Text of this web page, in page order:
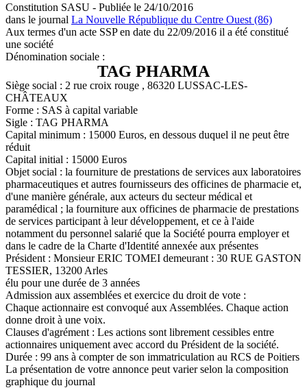
Constitution SASU - Publiée le 24/10/2016
dans le journal La Nouvelle République du Centre Ouest (86)
Aux termes d'un acte SSP en date du 22/09/2016 il a été constitué
une société
Dénomination sociale :
TAG PHARMA
Siège social : 2 rue croix rouge , 86320 LUSSAC-LES-
CHÂTEAUX
Forme : SAS à capital variable
Sigle : TAG PHARMA
Capital minimum : 15000 Euros, en dessous duquel il ne peut être
réduit
Capital initial : 15000 Euros
Objet social : la fourniture de prestations de services aux laboratoires
pharmaceutiques et autres fournisseurs des officines de pharmacie et,
d'une manière générale, aux acteurs du secteur médical et
paramédical ; la fourniture aux officines de pharmacie de prestations
de services participant à leur développement, et ce à l'aide
notamment du personnel salarié que la Société pourra employer et
dans le cadre de la Charte d'Identité annexée aux présentes
Président : Monsieur ERIC TOMEI demeurant : 30 RUE GASTON
TESSIER, 13200 Arles
élu pour une durée de 3 années
Admission aux assemblées et exercice du droit de vote :
Chaque actionnaire est convoqué aux Assemblées. Chaque action
donne droit à une voix.
Clauses d'agrément : Les actions sont librement cessibles entre
actionnaires uniquement avec accord du Président de la société.
Durée : 99 ans à compter de son immatriculation au RCS de Poitiers
La présentation de votre annonce peut varier selon la composition
graphique du journal